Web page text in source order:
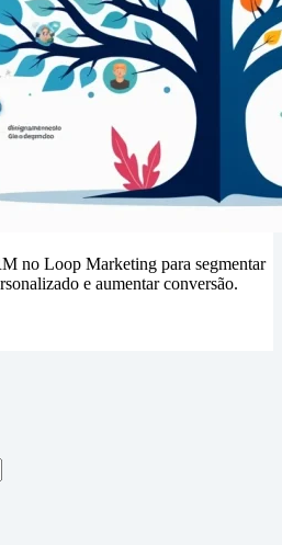
no Loop Marketing para segmentar
e aumentar conversão.